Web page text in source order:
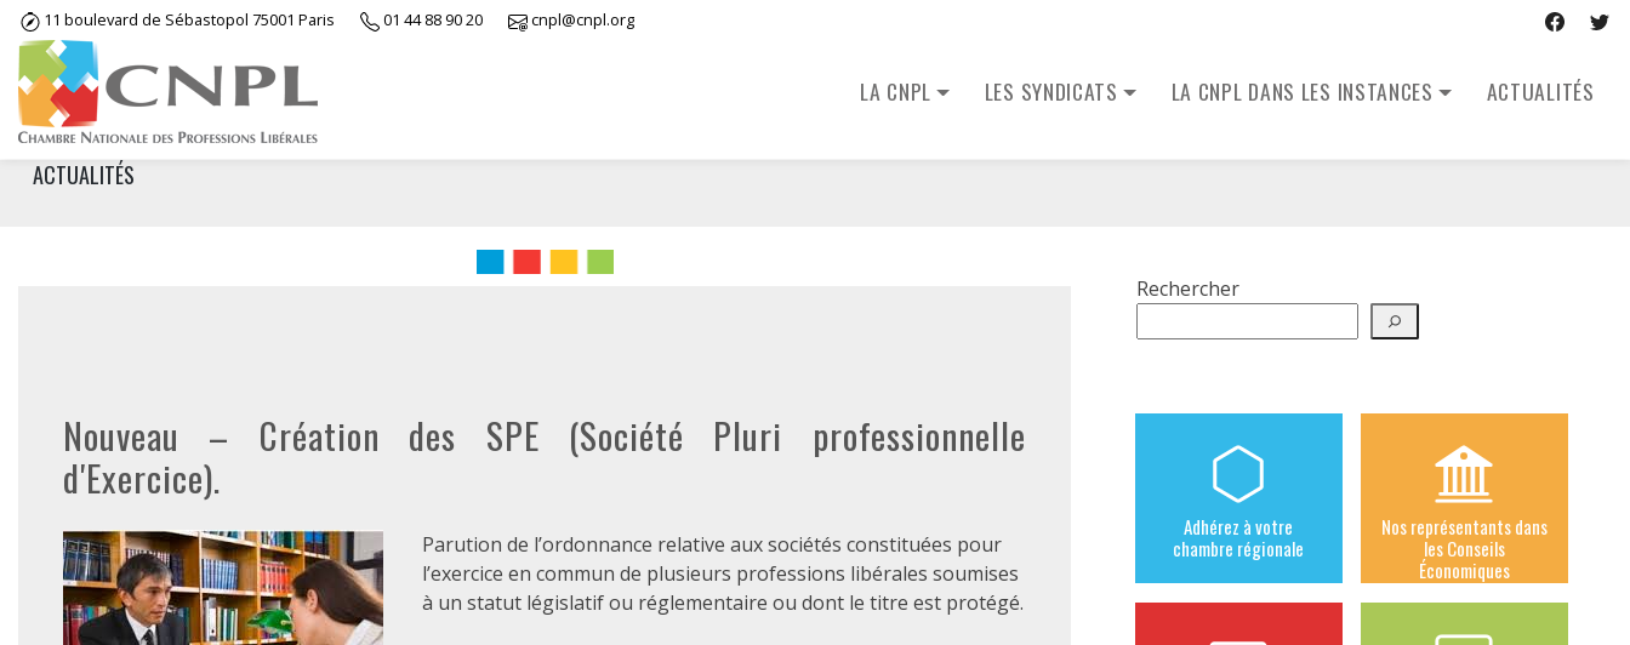
Skip
content
11 boulevard de Sébastopol 75001 Paris 01 44 88 90 20 cnpl@cnpl.org
LA CNPL LES SYNDICATS LA CNPL DANS LES INSTANCES ACTUALITÉS
ACTUALITÉS
Nouveau – Création des SPE (Société Pluri professionnelle
d'Exercice).
Parution de l’ordonnance relative aux sociétés constituées pour
l’exercice en commun de plusieurs professions libérales soumises
à un statut législatif ou réglementaire ou dont le titre est protégé.
Rechercher
Adhérez à votre
chambre régionale
Nos représentants dans
les Conseils
Économiques